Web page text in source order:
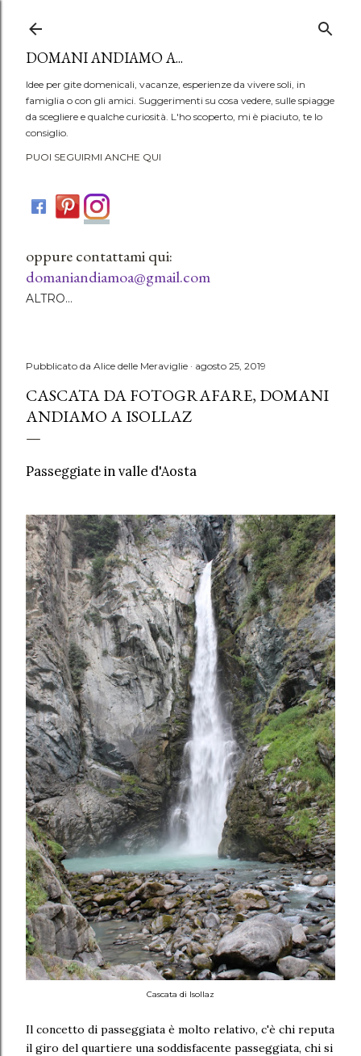
DOMANI ANDIAMO A...
Idee per gite domenicali, vacanze, esperienze da vivere soli, in
famiglia o con gli amici. Suggerimenti su cosa vedere, sulle spiagge
da scegliere e qualche curiosità. L'ho scoperto, mi è piaciuto, te lo
consiglio.
PUOI SEGUIRMI ANCHE QUI
oppure contattami qui:
domaniandiamoa@gmail.com
ALTRO…
Pubblicato da Alice delle Meraviglie agosto 25, 2019
CASCATA DA FOTOGRAFARE, DOMANI
ANDIAMO A ISOLLAZ
Passeggiate in valle d'Aosta
Cascata di Isollaz
Il concetto di passeggiata è molto relativo, c'è chi reputa
il giro del quartiere una soddisfacente passeggiata, chi si